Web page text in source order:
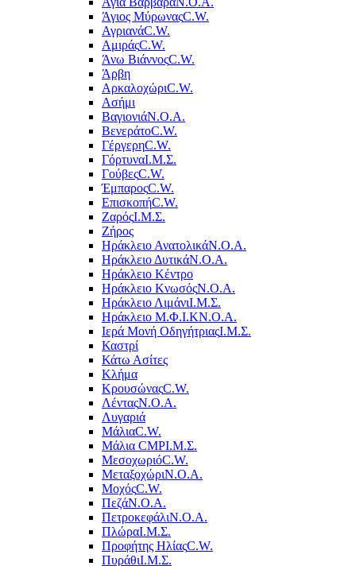
Άγιος ΜύρωναςC.W.
ΑγριανάC.W.
ΑμιράςC.W.
Άνω ΒιάννοςC.W.
Άρβη
ΑρκαλοχώριC.W.
Ασήμι
ΒαγιονιάΝ.Ο.Α.
ΒενεράτοC.W.
ΓέργερηC.W.
ΓόρτυναΙ.Μ.Σ.
ΓούβεςC.W.
ΈμπαροςC.W.
ΕπισκοπήC.W.
ΖαρόςΙ.Μ.Σ.
Ζήρος
Ηράκλειο ΑνατολικάΝ.Ο.Α.
Ηράκλειο ΔυτικάΝ.Ο.Α.
Ηράκλειο Κέντρο
Ηράκλειο ΚνωσόςΝ.Ο.Α.
Ηράκλειο ΛιμάνιΙ.Μ.Σ.
Ηράκλειο Μ.Φ.Ι.ΚΝ.Ο.Α.
Ιερά Μονή ΟδηγήτριαςΙ.Μ.Σ.
Καστρί
Κάτω Ασίτες
Κλήμα
ΚρουσώναςC.W.
ΛένταςΝ.Ο.Α.
Λυγαριά
ΜάλιαC.W.
Μάλια CMPΙ.Μ.Σ.
ΜεσοχωριόC.W.
ΜεταξοχώριΝ.Ο.Α.
ΜοχόςC.W.
ΠεζάΝ.Ο.Α.
ΠετροκεφάλιΝ.Ο.Α.
ΠλώραΙ.Μ.Σ.
Προφήτης ΗλίαςC.W.
ΠυράθιΙ.Μ.Σ.